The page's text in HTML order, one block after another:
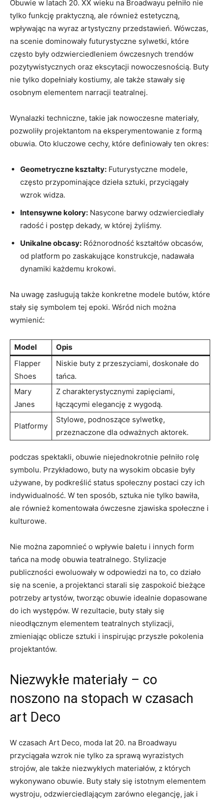
Obuwie w latach 20. XX wieku na Broadwayu pełniło nie
tylko funkcję praktyczną, ale również estetyczną,
wpływając na wyraz artystyczny przedstawień. Wówczas,
na scenie dominowały futurystyczne sylwetki, które
często były odzwierciedleniem ówczesnych trendów
pozytywistycznych oraz ekscytacji nowoczesnością. Buty
nie tylko dopełniały kostiumy, ale także stawały się
osobnym elementem narracji teatralnej.
Wynalazki techniczne, takie jak nowoczesne materiały,
pozwoliły projektantom na eksperymentowanie z formą
obuwia. Oto kluczowe cechy, które definiowały ten okres:
Geometryczne kształty: Futurystyczne modele,
często przypominające dzieła sztuki, przyciągały
wzrok widza.
Intensywne kolory: Nasycone barwy odzwierciedlały
radość i postęp dekady, w której żyliśmy.
Unikalne obcasy: Różnorodność kształtów obcasów,
od platform po zaskakujące konstrukcje, nadawała
dynamiki każdemu krokowi.
Na uwagę zasługują także konkretne modele butów, które
stały się symbolem tej epoki. Wśród nich można
wymienić:
Model
Opis
Flapper
Shoes
Niskie buty z przeszyciami, doskonałe do
tańca.
Mary
Janes
Z charakterystycznymi zapięciami,
łączącymi elegancję z wygodą.
Platformy
Stylowe, podnoszące sylwetkę,
przeznaczone dla odważnych aktorek.
podczas spektakli, obuwie niejednokrotnie pełniło rolę
symbolu. Przykładowo, buty na wysokim obcasie były
używane, by podkreślić status społeczny postaci czy ich
indywidualność. W ten sposób, sztuka nie tylko bawiła,
ale również komentowała ówczesne zjawiska społeczne i
kulturowe.
Nie można zapomnieć o wpływie baletu i innych form
tańca na modę obuwia teatralnego. Stylizacje
publiczności ewoluowały w odpowiedzi na to, co działo
się na scenie, a projektanci starali się zaspokoić bieżące
potrzeby artystów, tworząc obuwie idealnie dopasowane
do ich występów. W rezultacie, buty stały się
nieodłącznym elementem teatralnych stylizacji,
zmieniając oblicze sztuki i inspirując przyszłe pokolenia
projektantów.
Niezwykłe materiały – co
noszono na stopach w czasach
art Deco
W czasach Art Deco, moda lat 20. na Broadwayu
przyciągała wzrok nie tylko za sprawą wyrazistych
strojów, ale także niezwykłych materiałów, z których
wykonywano obuwie. Buty stały się istotnym elementem
wystroju, odzwierciedlającym zarówno elegancję, jak i